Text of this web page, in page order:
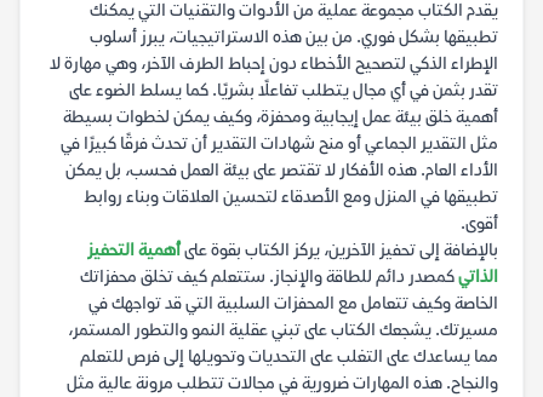
يقدم الكتاب مجموعة عملية من الأدوات والتقنيات التي يمكنك
تطبيقها بشكل فوري. من بين هذه الاستراتيجيات، يبرز أسلوب
الإطراء الذكي لتصحيح الأخطاء دون إحباط الطرف الآخر، وهي مهارة لا
تقدر بثمن في أي مجال يتطلب تفاعلًا بشريًا. كما يسلط الضوء على
أهمية خلق بيئة عمل إيجابية ومحفزة، وكيف يمكن لخطوات بسيطة
مثل التقدير الجماعي أو منح شهادات التقدير أن تحدث فرقًا كبيرًا في
الأداء العام. هذه الأفكار لا تقتصر على بيئة العمل فحسب، بل يمكن
تطبيقها في المنزل ومع الأصدقاء لتحسين العلاقات وبناء روابط
أقوى.
بالإضافة إلى تحفيز الآخرين، يركز الكتاب بقوة علىأهمية التحفيز
الذاتيكمصدر دائم للطاقة والإنجاز. ستتعلم كيف تخلق محفزاتك
الخاصة وكيف تتعامل مع المحفزات السلبية التي قد تواجهك في
مسيرتك. يشجعك الكتاب على تبني عقلية النمو والتطور المستمر،
مما يساعدك على التغلب على التحديات وتحويلها إلى فرص للتعلم
والنجاح. هذه المهارات ضرورية في مجالات تتطلب مرونة عالية مثل